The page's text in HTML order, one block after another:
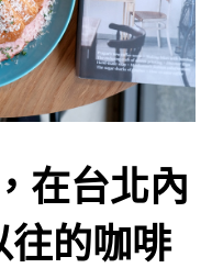
在台北內
往的咖啡